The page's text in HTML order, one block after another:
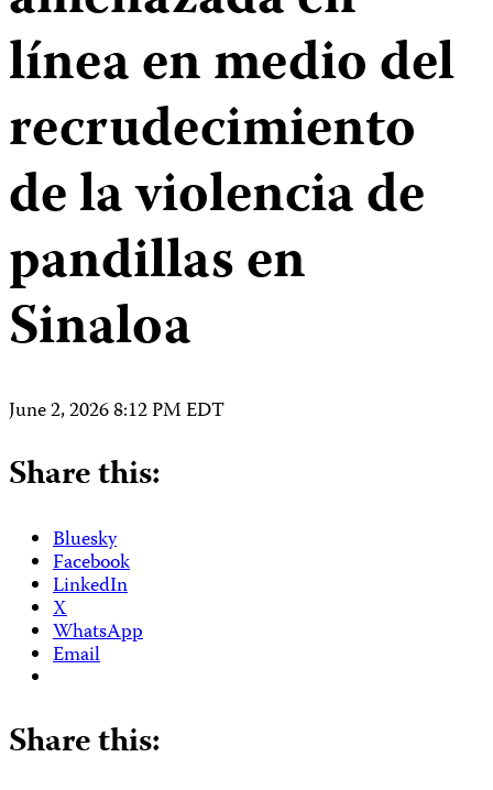
línea en medio del
recrudecimiento
de la violencia de
pandillas en
Sinaloa
June 2, 2026 8:12 PM EDT
Share this:
Bluesky
Facebook
LinkedIn
X
WhatsApp
Email
Share this: